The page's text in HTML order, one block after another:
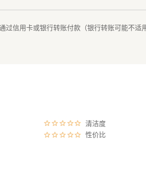
过信用卡或银行转账付款（银行转账可能不适
清洁度
性价比